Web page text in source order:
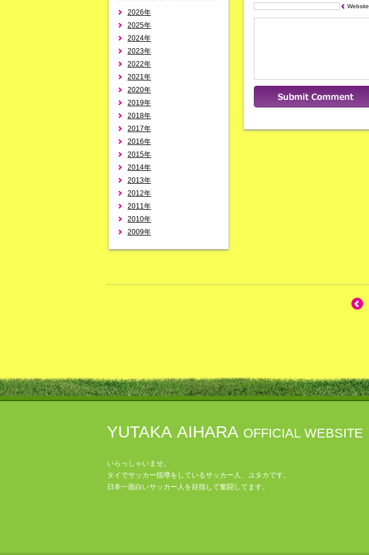
2026年
2025年
2024年
2023年
2022年
2021年
2020年
2019年
2018年
2017年
2016年
2015年
2014年
2013年
2012年
2011年
2010年
2009年
Website
YUTAKA AIHARA OFFICIAL WEBSITE
いらっしゃいませ。
タイでサッカー指導をしているサッカー人、ユタカです。
日本一面白いサッカー人を目指して奮闘してます。